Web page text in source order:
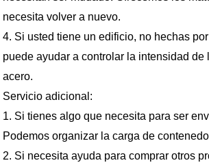
necesita volver a nuevo.
4. Si usted tiene un edificio, no hechas
puede ayudar a controlar la intensidad de
acero.
Servicio adicional:
1. Si tienes algo que necesita para ser
Podemos organizar la carga de
2. Si necesita ayuda para comprar otros